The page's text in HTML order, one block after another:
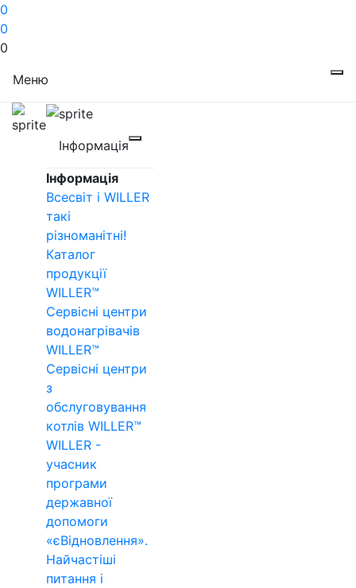
0
0
0
Меню
Інформація
Інформація
Всесвіт і WILLER
такі
різноманітні!
Каталог
продукції
WILLER™
Сервісні центри
водонагрівачів
WILLER™
Сервісні центри
з
обслуговування
котлів WILLER™
WILLER -
учасник
програми
державної
допомоги
«єВідновлення».
Найчастіші
питання і